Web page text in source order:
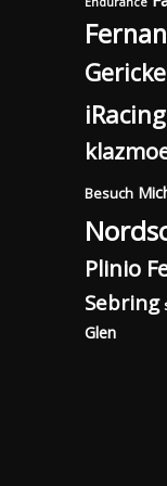
iRacing
Besuch
Plinio
Sebring
Glen